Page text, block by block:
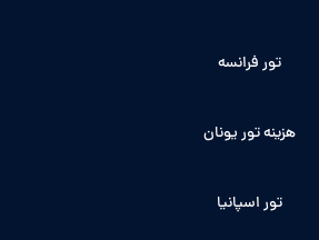
تور فرانسه
هزینه تور یونان
تور اسپانیا